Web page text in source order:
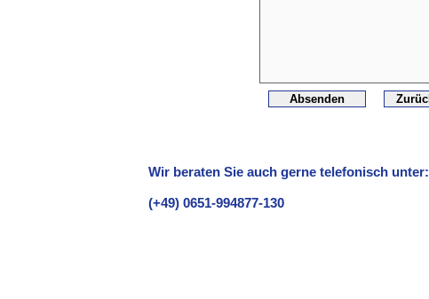
Wir beraten Sie auch gerne telefonisch unter:
(+49) 0651-994877-130